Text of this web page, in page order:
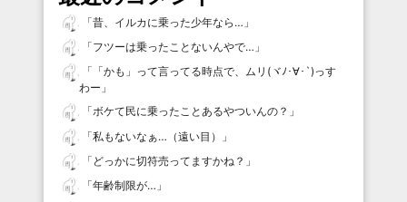
「昔、イルカに乗った少年なら… 」
「フツーは乗ったことないんやで… 」
「 「かも」って言ってる時点で、ムリ(ヾﾉ･∀･`)っす
わー 」
「ボケて民に乗ったことあるやついんの？ 」
「私もないなぁ…（遠い目）
」
「 どっかに切符売ってますかね？ 」
「年齢制限が… 」